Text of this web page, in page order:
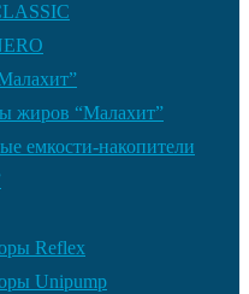
жиров “Малахит”
емкости-накопители
Reflex
Unipump